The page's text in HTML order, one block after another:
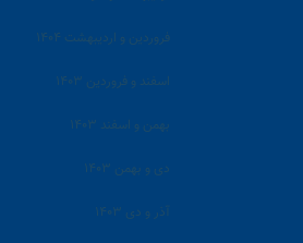
فروردین و اردیبهشت ۱۴۰۴
اسفند و فروردین ۱۴۰۳
بهمن و اسفند ۱۴۰۳
دی و بهمن ۱۴۰۳
آذر و دی ۱۴۰۳